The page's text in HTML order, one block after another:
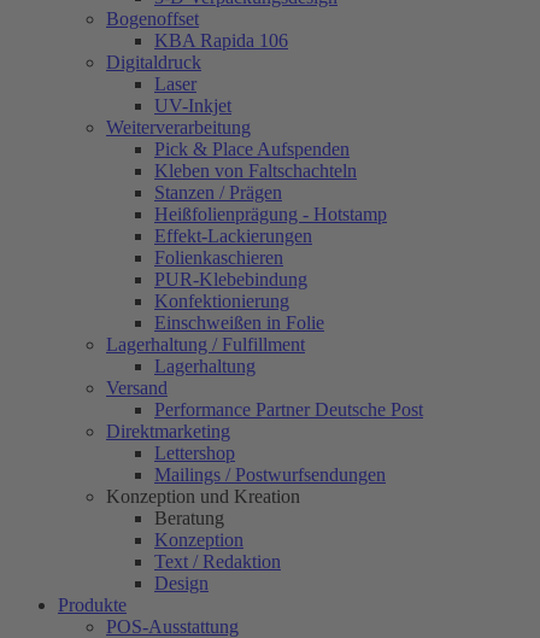
Bogenoffset
KBA Rapida 106
Digitaldruck
Laser
UV-Inkjet
Weiterverarbeitung
Pick & Place Aufspenden
Kleben von Faltschachteln
Stanzen / Prägen
Heißfolienprägung - Hotstamp
Effekt-Lackierungen
Folienkaschieren
PUR-Klebebindung
Konfektionierung
Einschweißen in Folie
Lagerhaltung / Fulfillment
Lagerhaltung
Versand
Performance Partner Deutsche Post
Direktmarketing
Lettershop
Mailings / Postwurfsendungen
Konzeption und Kreation
Beratung
Konzeption
Text / Redaktion
Design
Produkte
POS-Ausstattung